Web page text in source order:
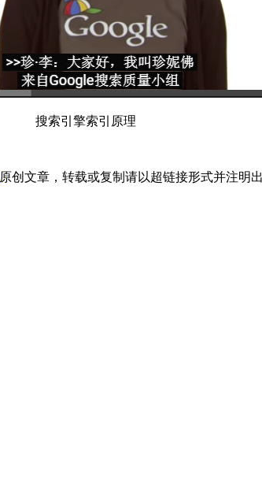
搜索引擎索引原理
原创文章，转载或复制请以超链接形式并注明